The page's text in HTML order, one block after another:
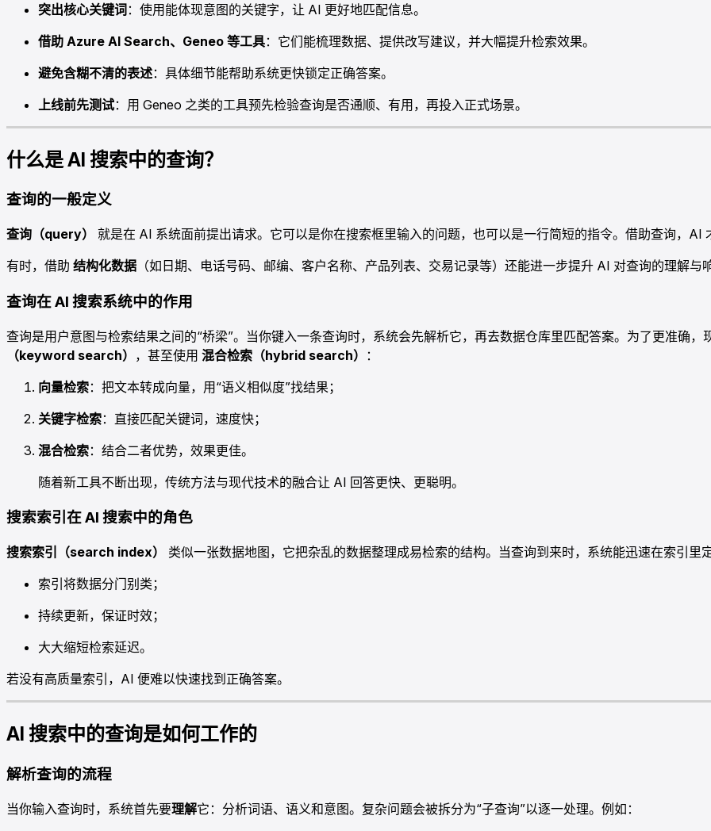
突出核心关键词：使用能体现意图的关键字，让 AI 更好地匹配信息。
借助 Azure AI Search、Geneo 等工具：它们能梳理数据、提供改写建议，并大幅提升检索效果。
避免含糊不清的表述：具体细节能帮助系统更快锁定正确答案。
上线前先测试：用 Geneo 之类的工具预先检验查询是否通顺、有用，再投入正式场景。
什么是 AI 搜索中的查询？
查询的一般定义
查询（query）
就是在 AI 系统面前提出请求。它可以是你在搜索框里输入的问题，也可以是一行简短的指令。借助查询，AI
有时，借助 结构化数据 （如日期、电话号码、邮编、客户名称、产品列表、交易记录等）还能进一步提升 AI 对查询的理解与
查询在 AI 搜索系统中的作用
查询是用户意图与检索结果之间的“桥梁”。当你键入一条查询时，系统会先解析它，再去数据仓库里匹配答案。为了更准确，
（keyword search） ，甚至使用 混合检索（hybrid search）
：
向量检索：把文本转成向量，用“语义相似度”找结果；
关键字检索：直接匹配关键词，速度快；
混合检索：结合二者优势，效果更佳。
随着新工具不断出现，传统方法与现代技术的融合让 AI 回答更快、更聪明。
搜索索引在 AI 搜索中的角色
搜索索引（search index）
类似一张数据地图，它把杂乱的数据整理成易检索的结构。当查询到来时，系统能迅速在索引里
索引将数据分门别类；
持续更新，保证时效；
大大缩短检索延迟。
若没有高质量索引，AI 便难以快速找到正确答案。
AI 搜索中的查询是如何工作的
解析查询的流程
当你输入查询时，系统首先要理解它：分析词语、语义和意图。复杂问题会被拆分为“子查询”以逐一处理。例如：